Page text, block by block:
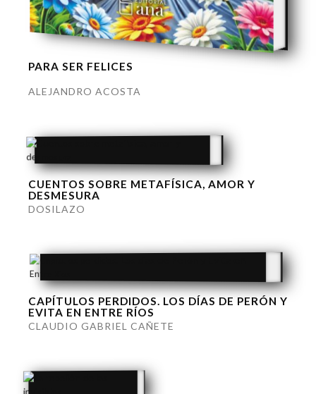
PARA SER FELICES
ALEJANDRO ACOSTA
CUENTOS SOBRE METAFÍSICA, AMOR Y
DESMESURA
DOSILAZO
CAPÍTULOS PERDIDOS. LOS DÍAS DE PERÓN Y
EVITA EN ENTRE RÍOS
CLAUDIO GABRIEL CAÑETE